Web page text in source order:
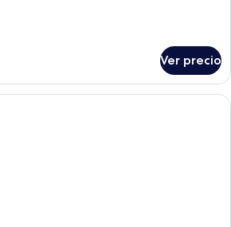
Ver precio
Una puerta de madera con un